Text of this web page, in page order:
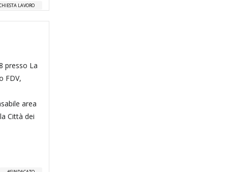
LAVORO
presso La
FDV,
area
Città dei